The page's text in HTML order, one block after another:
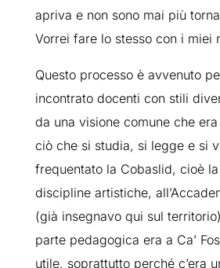
apriva e non sono mai più
Vorrei fare lo stesso con i miei
Questo processo è avvenuto
incontrato docenti con stili
da una visione comune che era
ciò che si studia, si legge e si
frequentato la Cobaslid, cioè
discipline artistiche,
(già insegnavo qui sul
parte pedagogica era a Ca’
utile, soprattutto perché c’era